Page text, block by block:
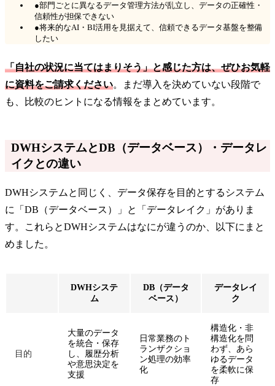
●部門ごとに異なるデータ管理方法が乱立し、データの正確性・
信頼性が担保できない
●将来的なAI・BI活用を見据えて、信頼できるデータ基盤を整備
したい
「自社の状況に当てはまりそう」と感じた方は、ぜひお気軽
に資料をご請求ください。まだ導入を決めていない段階で
も、比較のヒントになる情報をまとめています。
DWHシステムとDB（データベース）・データレ
イクとの違い
DWHシステムと同じく、データ保存を目的とするシステム
に「DB（データベース）」と「データレイク」がありま
す。これらとDWHシステムはなにが違うのか、以下にまと
めました。
DWHシステ
ム
DB（データ
ベース）
データレイ
ク
目的
大量のデータ
を統合・保存
し、履歴分析
や意思決定を
支援
日常業務のト
ランザクショ
ン処理の効率
化
構造化・非
構造化を問
わず、あら
ゆるデータ
を柔軟に保
存